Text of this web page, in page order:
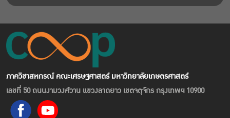
ภาควิชาสหกรณ์ คณะเศรษฐศาสตร์ มหาวิทยาลัยเกษตรศาสตร์
เลขที่ 50 ถนนงามวงศ์วาน แขวงลาดยาว เขตจตุจักร กรุงเทพฯ 10900